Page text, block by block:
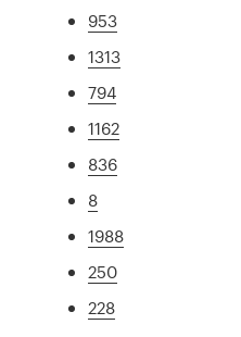
953
1313
794
1162
836
8
1988
250
228